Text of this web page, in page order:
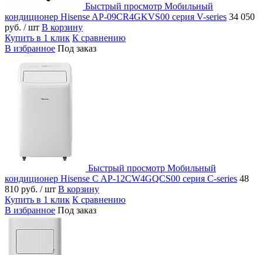
Быстрый просмотр Мобильный
кондиционер Hisense AP-09CR4GKVS00 серия V-series 34 050
руб. / шт В корзину
Купить в 1 клик К сравнению
В избранное Под заказ
Быстрый просмотр Мобильный
кондиционер Hisense C AP-12CW4GQCS00 серия C-series 48
810 руб. / шт В корзину
Купить в 1 клик К сравнению
В избранное Под заказ